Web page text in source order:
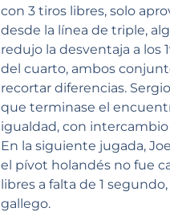
con 3 tiros libres, solo
desde la línea de triple,
redujo la desventaja a los
del cuarto, ambos
recortar diferencias.
que terminase el
igualdad, con intercambio
En la siguiente jugada,
el pívot holandés no fue
libres a falta de 1
gallego.